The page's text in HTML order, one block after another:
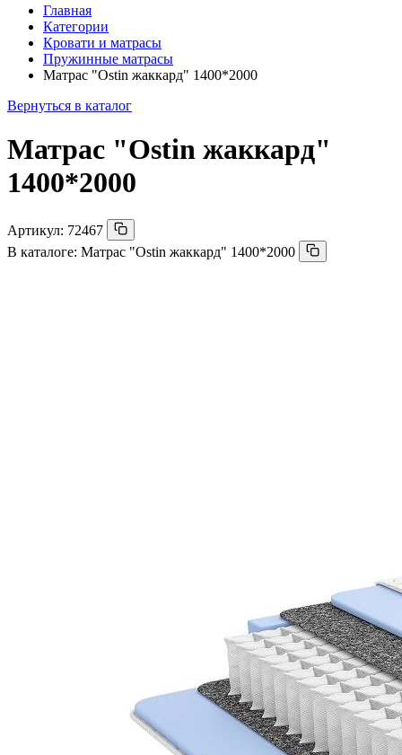
Главная
Категории
Кровати и матрасы
Пружинные матрасы
Матрас "Ostin жаккард" 1400*2000
Вернуться в каталог
Матрас "Ostin жаккард"
1400*2000
Артикул: 72467
В каталоге: Матрас "Ostin жаккард" 1400*2000